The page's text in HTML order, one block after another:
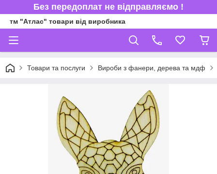
Без передоплат не відправляємо !
тм "Атлас" товари від виробника
Товари та послуги Вироби з фанери, дерева та мдф